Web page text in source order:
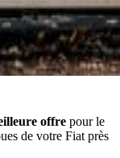
offre pour le
de votre Fiat près